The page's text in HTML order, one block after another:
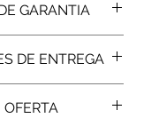
cm
1.2 cm
GARANTIA
pela
de 2 Anos,
respetivas
DE ENTREGA